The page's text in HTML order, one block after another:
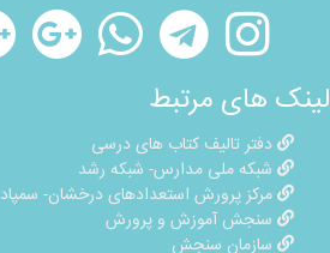
لینک های مرتبط
دفتر تالیف کتاب های درسی
شبکه ملی مدارس- شبکه رشد
مرکز پرورش استعدادهای درخشان- سمپاد
سنجش آموزش و پرورش
سازمان سنجش